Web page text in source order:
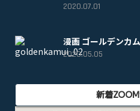
2020.07.01
漫画 ゴールデンカ
2020.05.05
新着